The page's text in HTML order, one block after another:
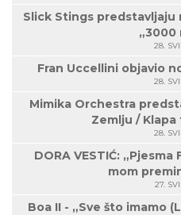
Slick Stings
„3000
28.
Fran Uccellini objavio
28.
Mimika Orchestra
Zemlju /
28.
DORA VESTIĆ:
mom
27.
Boa II - „Sve što imamo